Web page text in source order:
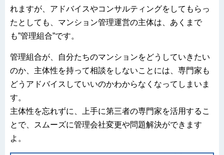
れますが、アドバイスやコンサルティングをしてもらっ
たとしても、マンション管理運営の主体は、あくまで
も”管理組合”です。
管理組合が、自分たちのマンションをどうしていきたい
のか、主体性を持って相談をしないことには、専門家も
どうアドバイスしていいのかわからなくなってしまいま
す。
主体性を忘れずに、上手に第三者の専門家を活用するこ
とで、スムーズに管理会社変更や問題解決ができます
よ。